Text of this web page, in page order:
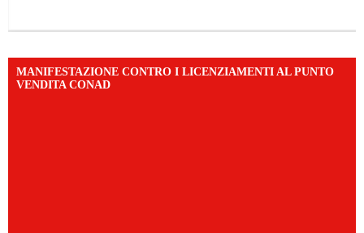
MANIFESTAZIONE CONTRO I LICENZIAMENTI AL PUNTO
VENDITA CONAD